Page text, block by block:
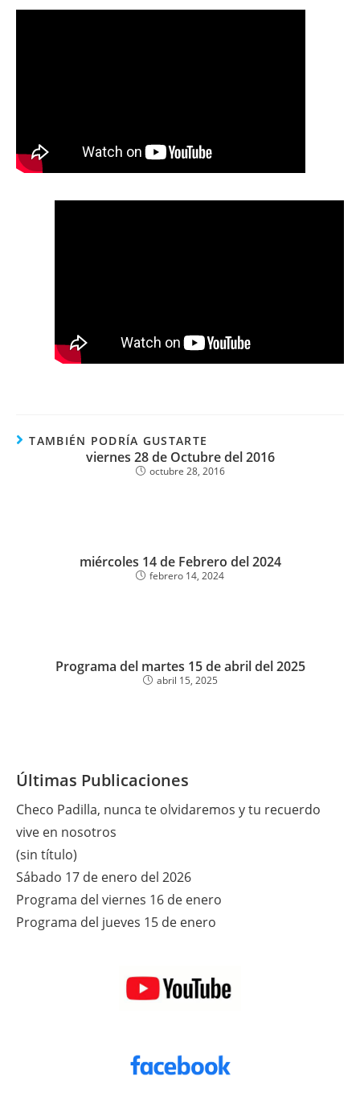
TAMBIÉN PODRÍA GUSTARTE
viernes 28 de Octubre del 2016
octubre 28, 2016
miércoles 14 de Febrero del 2024
febrero 14, 2024
Programa del martes 15 de abril del 2025
abril 15, 2025
Últimas Publicaciones
Checo Padilla, nunca te olvidaremos y tu recuerdo
vive en nosotros
(sin título)
Sábado 17 de enero del 2026
Programa del viernes 16 de enero
Programa del jueves 15 de enero